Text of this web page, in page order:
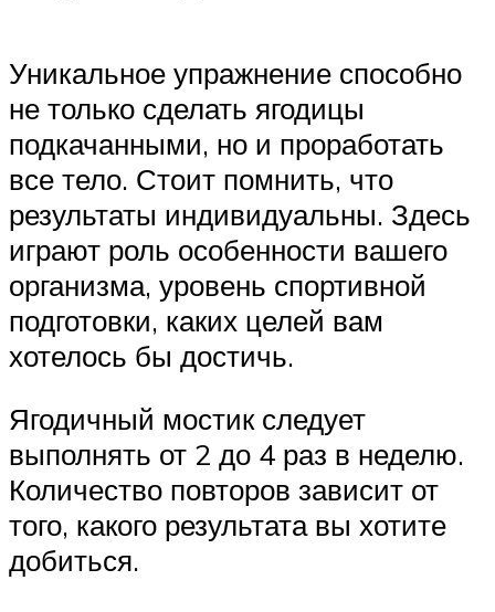
Уникальное упражнение способно
не только сделать ягодицы
подкачанными, но и проработать
все тело. Стоит помнить, что
результаты индивидуальны. Здесь
играют роль особенности вашего
организма, уровень спортивной
подготовки, каких целей вам
хотелось бы достичь.
Ягодичный мостик следует
выполнять от 2 до 4 раз в неделю.
Количество повторов зависит от
того, какого результата вы хотите
добиться.